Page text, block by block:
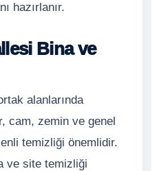
hazırlanır.
Bina ve
alanlarında
cam, zemin ve genel
temizliği önemlidir.
ve site temizliği